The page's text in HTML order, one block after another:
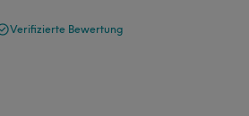
Verifizierte Bewertung